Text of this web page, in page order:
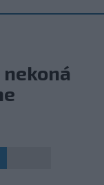
nekoná